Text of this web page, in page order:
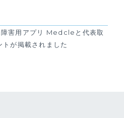
障害用アプリ Medcleと代表取
が掲載されました